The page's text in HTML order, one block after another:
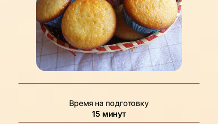
Время на подготовку
15минуты
минут